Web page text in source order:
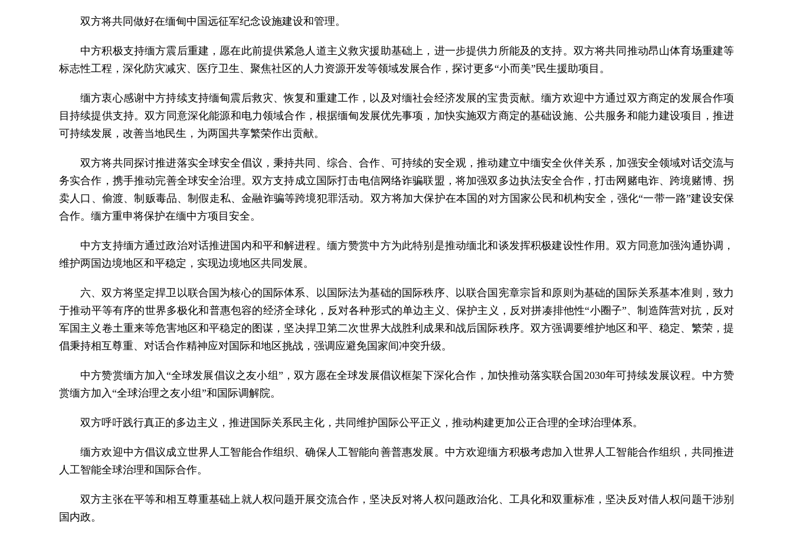
双方将共同做好在缅甸中国远征军纪念设施建设和管理。
中方积极支持缅方震后重建，愿在此前提供紧急人道主义救灾援助基础上，进一步提供力所能及的支持。双方将共同推动昂山体育场重建等
标志性工程，深化防灾减灾、医疗卫生、聚焦社区的人力资源开发等领域发展合作，探讨更多“小而美”民生援助项目。
缅方衷心感谢中方持续支持缅甸震后救灾、恢复和重建工作，以及对缅社会经济发展的宝贵贡献。缅方欢迎中方通过双方商定的发展合作项
目持续提供支持。双方同意深化能源和电力领域合作，根据缅甸发展优先事项，加快实施双方商定的基础设施、公共服务和能力建设项目，推进
可持续发展，改善当地民生，为两国共享繁荣作出贡献。
双方将共同探讨推进落实全球安全倡议，秉持共同、综合、合作、可持续的安全观，推动建立中缅安全伙伴关系，加强安全领域对话交流与
务实合作，携手推动完善全球安全治理。双方支持成立国际打击电信网络诈骗联盟，将加强双多边执法安全合作，打击网赌电诈、跨境赌博、拐
卖人口、偷渡、制贩毒品、制假走私、金融诈骗等跨境犯罪活动。双方将加大保护在本国的对方国家公民和机构安全，强化“一带一路”建设安保
合作。缅方重申将保护在缅中方项目安全。
中方支持缅方通过政治对话推进国内和平和解进程。缅方赞赏中方为此特别是推动缅北和谈发挥积极建设性作用。双方同意加强沟通协调，
维护两国边境地区和平稳定，实现边境地区共同发展。
六、双方将坚定捍卫以联合国为核心的国际体系、以国际法为基础的国际秩序、以联合国宪章宗旨和原则为基础的国际关系基本准则，致力
于推动平等有序的世界多极化和普惠包容的经济全球化，反对各种形式的单边主义、保护主义，反对拼凑排他性“小圈子”、制造阵营对抗，反对
军国主义卷土重来等危害地区和平稳定的图谋，坚决捍卫第二次世界大战胜利成果和战后国际秩序。双方强调要维护地区和平、稳定、繁荣，提
倡秉持相互尊重、对话合作精神应对国际和地区挑战，强调应避免国家间冲突升级。
中方赞赏缅方加入“全球发展倡议之友小组”，双方愿在全球发展倡议框架下深化合作，加快推动落实联合国2030年可持续发展议程。中方赞
赏缅方加入“全球治理之友小组”和国际调解院。
双方呼吁践行真正的多边主义，推进国际关系民主化，共同维护国际公平正义，推动构建更加公正合理的全球治理体系。
缅方欢迎中方倡议成立世界人工智能合作组织、确保人工智能向善普惠发展。中方欢迎缅方积极考虑加入世界人工智能合作组织，共同推进
人工智能全球治理和国际合作。
双方主张在平等和相互尊重基础上就人权问题开展交流合作，坚决反对将人权问题政治化、工具化和双重标准，坚决反对借人权问题干涉别
国内政。